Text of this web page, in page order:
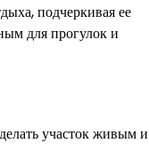
подчеркивая ее
для прогулок и
участок живым и